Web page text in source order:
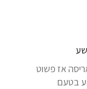
אז פשוט
בטעם